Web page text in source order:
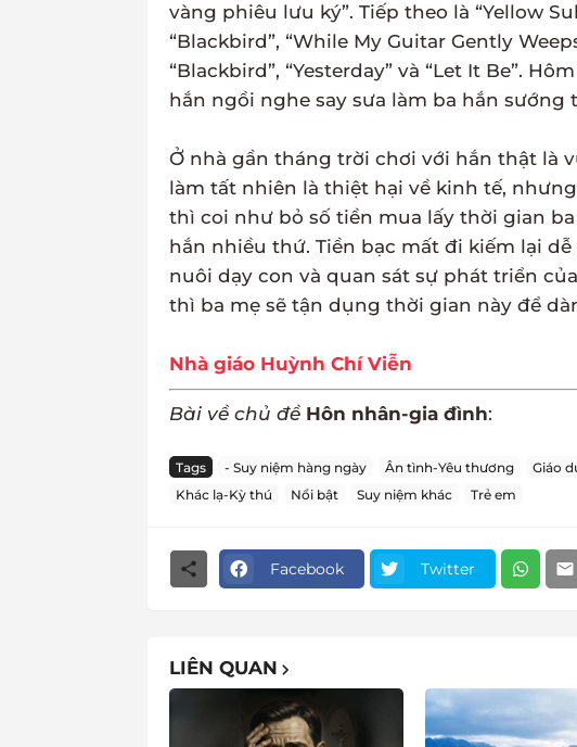
vàng phiêu lưu ký”. Tiếp theo là “Yellow
“Blackbird”, “While My Guitar Gently
“Blackbird”, “Yesterday” và “Let It Be”.
hắn ngồi nghe say sưa làm ba hắn sướng
Ở nhà gần tháng trời chơi với hắn thật là
làm tất nhiên là thiệt hại về kinh tế,
thì coi như bỏ số tiền mua lấy thời gian
hắn nhiều thứ. Tiền bạc mất đi kiếm lại
nuôi dạy con và quan sát sự phát triển
thì ba mẹ sẽ tận dụng thời gian này để
Nhà giáo Huỳnh Chí Viễn
Bài về chủ đề Hôn nhân-gia đình:
Tags - Suy niệm hàng ngày Ân tình-Yêu thương Giáo
Khác lạ-Kỳ thú
Nổi bật Suy niệm khác Trẻ em
Facebook Twitter
LIÊN QUAN